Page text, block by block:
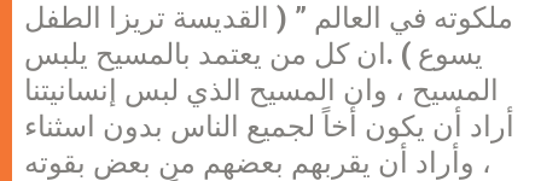
ملكوته في العالم ” ( القديسة تريزا الطفل
يسوع ) .ان كل من يعتمد بالمسيح يلبس
المسيح ، وان المسيح الذي لبس إنسانيتنا
أراد أن يكون أخاً لجميع الناس بدون اسثناء
، وأراد أن يقربهم بعضهم من بعض بقوته